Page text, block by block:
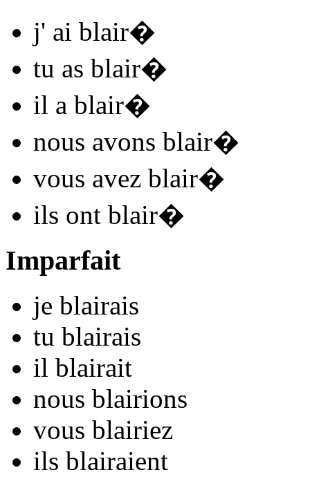
j' ai blair�
tu as blair�
il a blair�
nous avons blair�
vous avez blair�
ils ont blair�
Imparfait
je blairais
tu blairais
il blairait
nous blairions
vous blairiez
ils blairaient